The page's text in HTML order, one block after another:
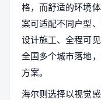
格，而舒适的环境
案可适配不同户型
设计施工、全程可
全国多个城市落地
方案。
海尔则选择以视觉